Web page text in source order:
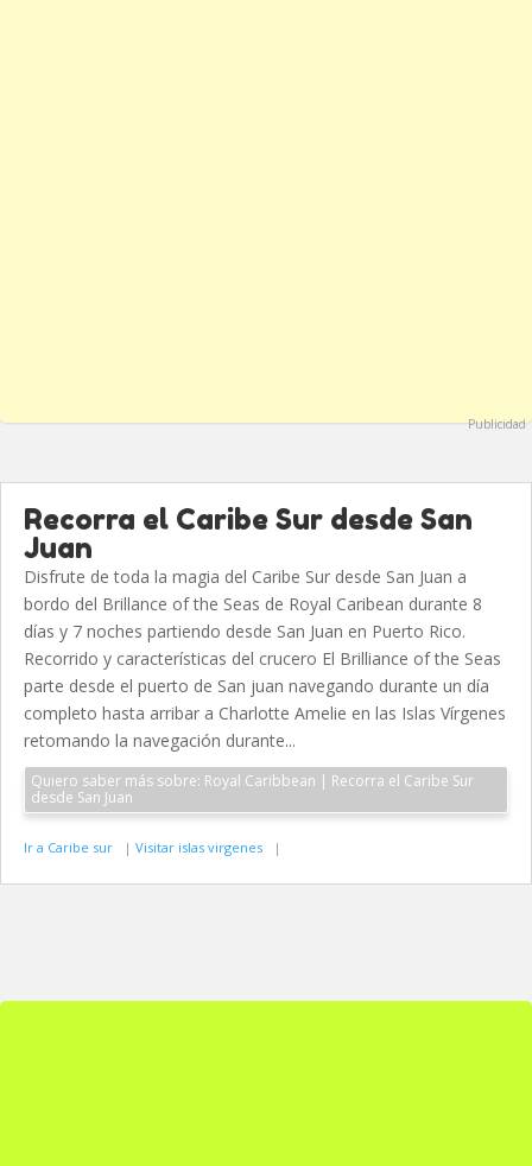
Publicidad
Recorra el Caribe Sur desde San
Juan
Disfrute de toda la magia del Caribe Sur desde San Juan a
bordo del Brillance of the Seas de Royal Caribean durante 8
días y 7 noches partiendo desde San Juan en Puerto Rico.
Recorrido y características del crucero El Brilliance of the Seas
parte desde el puerto de San juan navegando durante un día
completo hasta arribar a Charlotte Amelie en las Islas Vírgenes
retomando la navegación durante...
Quiero saber más sobre: Royal Caribbean | Recorra el Caribe Sur
desde San Juan
Ir a Caribe sur | Visitar islas virgenes |